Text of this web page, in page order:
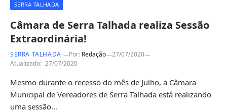
SERRA TALHADA
Câmara de Serra Talhada realiza Sessão
Extraordinária!
SERRA TALHADA Por: Redação
27/07/2020
Atualizado: 27/07/2020
Mesmo durante o recesso do mês de Julho, a Câmara
Municipal de Vereadores de Serra Talhada está realizando
uma sessão…